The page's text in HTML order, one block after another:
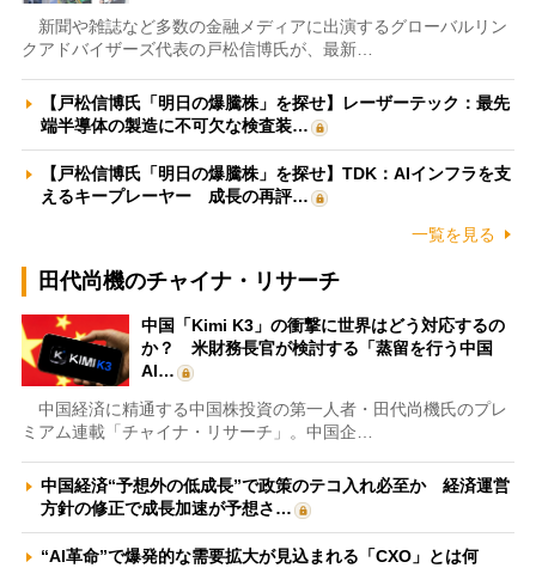
新聞や雑誌など多数の金融メディアに出演するグローバルリン
クアドバイザーズ代表の戸松信博氏が、最新…
【戸松信博氏「明日の爆騰株」を探せ】レーザーテック：最先
端半導体の製造に不可欠な検査装…
【戸松信博氏「明日の爆騰株」を探せ】TDK：AIインフラを支
えるキープレーヤー 成長の再評…
一覧を見る
田代尚機のチャイナ・リサーチ
中国「Kimi K3」の衝撃に世界はどう対応するの
か？ 米財務長官が検討する「蒸留を行う中国
AI…
中国経済に精通する中国株投資の第一人者・田代尚機氏のプレ
ミアム連載「チャイナ・リサーチ」。中国企…
中国経済“予想外の低成長”で政策のテコ入れ必至か 経済運営
方針の修正で成長加速が予想さ…
“AI革命”で爆発的な需要拡大が見込まれる「CXO」とは何